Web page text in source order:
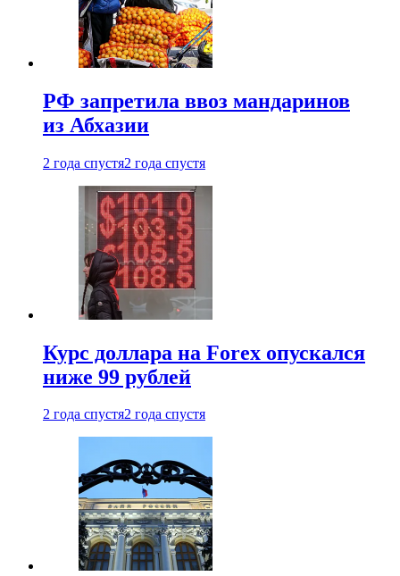
РФ запретила ввоз мандаринов
из Абхазии
2 года спустя2 года спустя
Курс доллара на Forex опускался
ниже 99 рублей
2 года спустя2 года спустя